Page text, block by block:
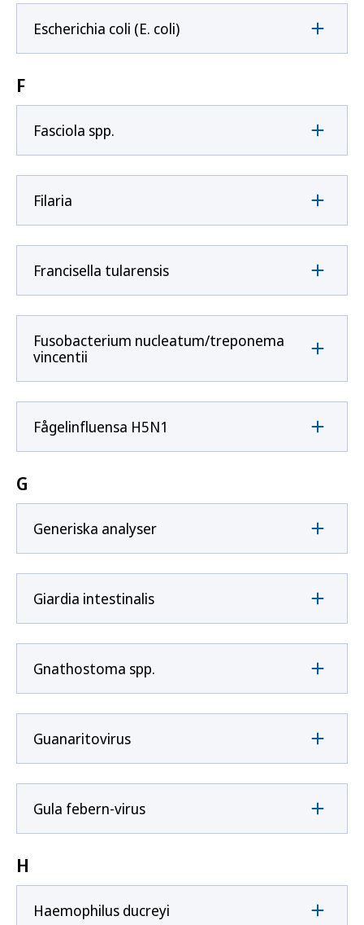
Escherichia coli (E. coli)
F
Fasciola spp.
Filaria
Francisella tularensis
Fusobacterium nucleatum/treponema
vincentii
Fågelinfluensa H5N1
G
Generiska analyser
Giardia intestinalis
Gnathostoma spp.
Guanaritovirus
Gula febern-virus
H
Haemophilus ducreyi